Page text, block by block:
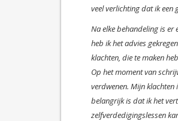
veel verlichting dat ik een
Na elke behandeling is
heb ik het advies
klachten, die te maken
Op het moment van
verdwenen. Mijn
belangrijk is dat ik het
zelfverdedigingslessen